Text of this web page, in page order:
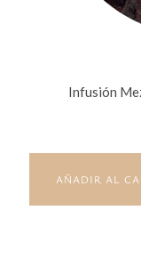
Infusión
AÑADIR AL